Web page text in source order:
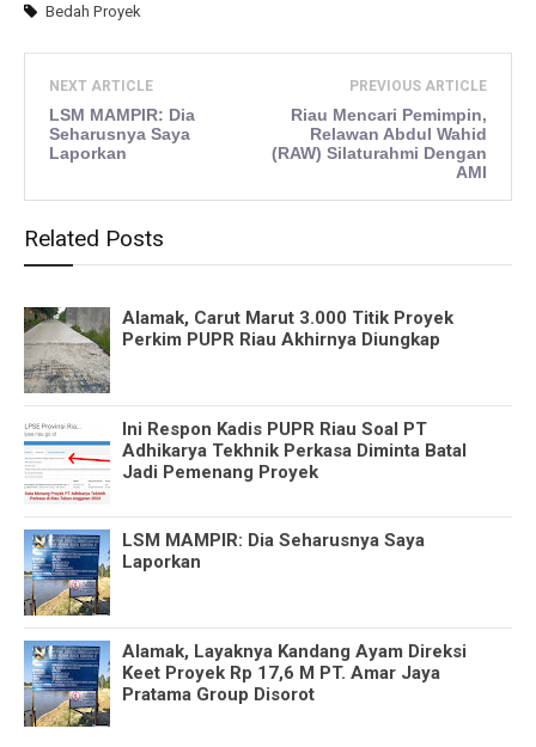
Bedah Proyek
NEXT ARTICLE
LSM MAMPIR: Dia
Seharusnya Saya
Laporkan
PREVIOUS ARTICLE
Riau Mencari Pemimpin,
Relawan Abdul Wahid
(RAW) Silaturahmi Dengan
AMI
Related Posts
Alamak, Carut Marut 3.000 Titik Proyek
Perkim PUPR Riau Akhirnya Diungkap
Ini Respon Kadis PUPR Riau Soal PT
Adhikarya Tekhnik Perkasa Diminta Batal
Jadi Pemenang Proyek
LSM MAMPIR: Dia Seharusnya Saya
Laporkan
Alamak, Layaknya Kandang Ayam Direksi
Keet Proyek Rp 17,6 M PT. Amar Jaya
Pratama Group Disorot